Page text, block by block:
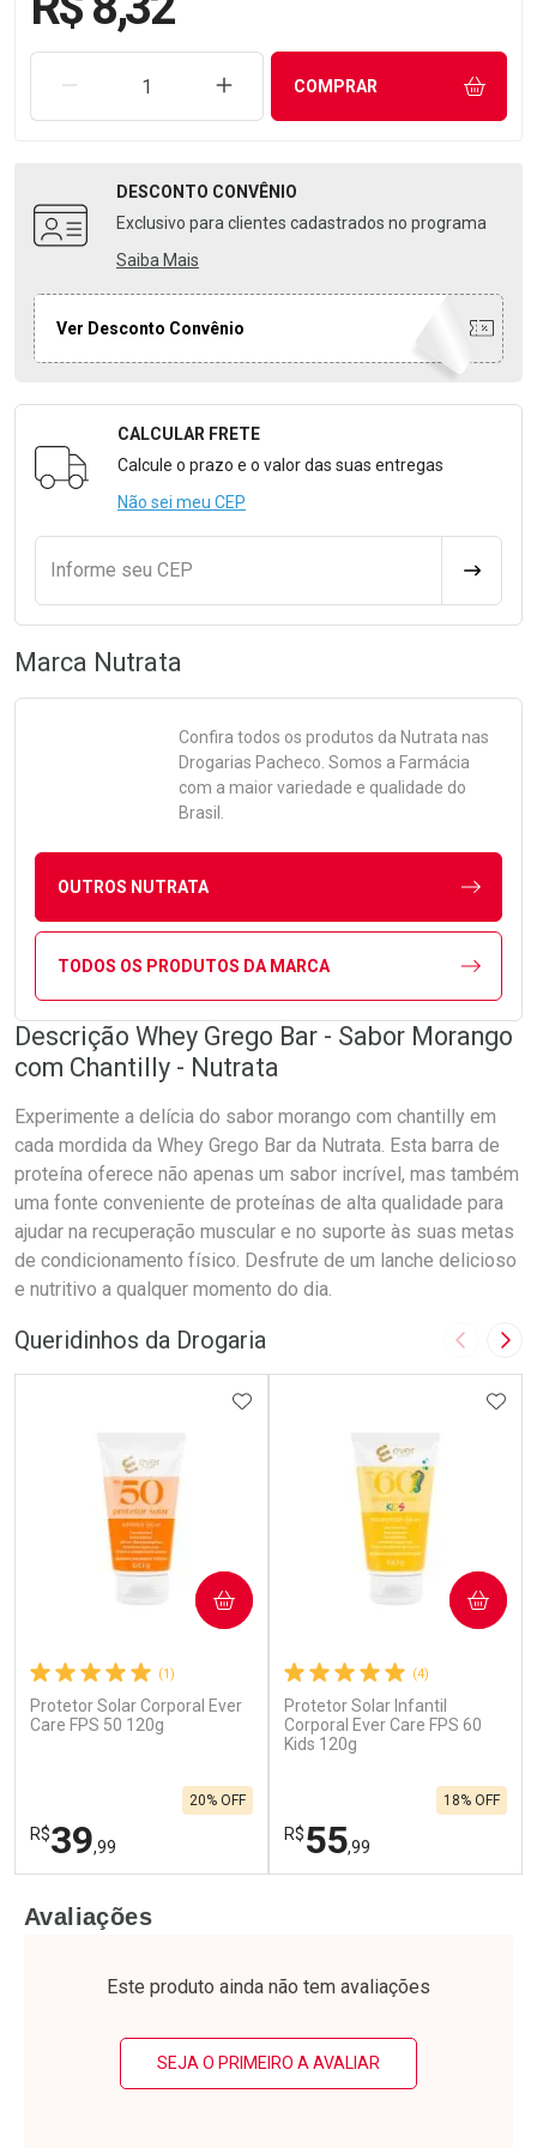
REMOVER UMA UNIDADEAUMENTAR UMA UNIDADE
COMPRAR
DESCONTO CONVÊNIO
Exclusivo para clientes cadastrados no programa
Saiba Mais
Ver Desconto Convênio
Formulário para Calcular o Frete
CALCULAR FRETE
Calcule o prazo e o valor das suas entregas
Não sei meu CEP
Informe seu CEP
Marca Nutrata
Confira todos os produtos da Nutrata nas
Drogarias Pacheco. Somos a Farmácia
com a maior variedade e qualidade do
Brasil.
OUTROS NUTRATA
TODOS OS PRODUTOS DA MARCA
Descrição Whey Grego Bar - Sabor Morango
com Chantilly - Nutrata
Experimente a delícia do sabor morango com chantilly em
cada mordida da Whey Grego Bar da Nutrata. Esta barra de
proteína oferece não apenas um sabor incrível, mas também
uma fonte conveniente de proteínas de alta qualidade para
ajudar na recuperação muscular e no suporte às suas metas
de condicionamento físico. Desfrute de um lanche delicioso
e nutritivo a qualquer momento do dia.
Queridinhos da Drogaria Imagem
(1)
Protetor Solar Corporal Ever
Care FPS 50 120g
R$39,99
20% OFF
ADICIONAR AOS FAVORITOS
COMPRAR
Laboratório
Por Menos
(4)
Protetor Solar Infantil
Corporal Ever Care FPS 60
Kids 120g
R$55,99
18% OFF
COMPRAR
Laboratório
Por Menos
Avaliações
Este produto ainda não tem avaliações
SEJA O PRIMEIRO A AVALIAR